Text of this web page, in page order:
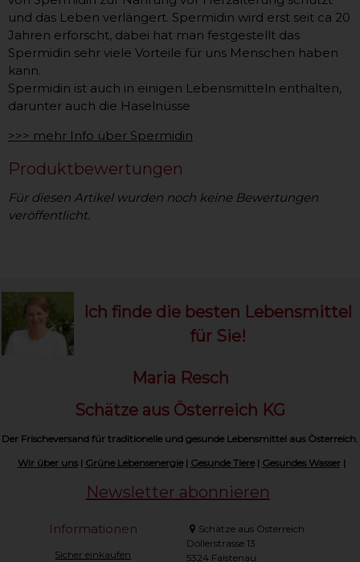
und das Leben verlängert. Spermidin wird erst seit ca 20
Jahren erforscht, dabei hat man festgestellt das
Spermidin sehr viele Vorteile für uns Menschen haben
kann.
Spermidin ist auch in einigen Lebensmitteln enthalten,
darunter auch die Haselnüsse
>>> mehr Info über Spermidin
Produktbewertungen
Für diesen Artikel wurden noch keine Bewertungen
veröffentlicht.
Ich finde die besten Lebensmittel
für Sie!
Maria Resch
Schätze aus Österreich KG
Der Frischeversand für traditionelle und gesunde Lebensmittel aus Österreich.
Wir über uns| Grüne Lebensenergie| Gesunde Tiere| Gesundes Wasser|
Newsletter abonnieren
Informationen
Sicher einkaufen
Schätze aus Österreich
Döllerstrasse 13
5324 Faistenau